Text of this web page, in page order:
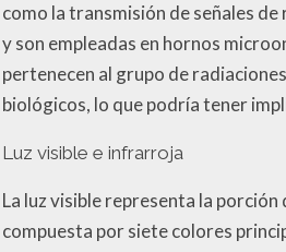
como la transmisión de señales
y son empleadas en hornos
pertenecen al grupo de
biológicos, lo que podría tener
Luz visible e infrarroja
La luz visible representa la
compuesta por siete colores